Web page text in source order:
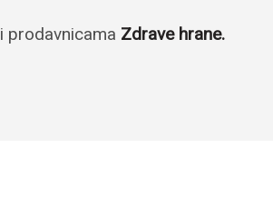
i prodavnicama Zdrave hrane.